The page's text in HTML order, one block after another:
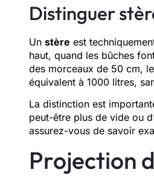
Distinguer
Un stère est
haut, quand les bûches
des morceaux de 50 cm,
équivalent à 1000 litres,
La distinction est
peut-être plus de vide ou
assurez-vous de savoir
Projection